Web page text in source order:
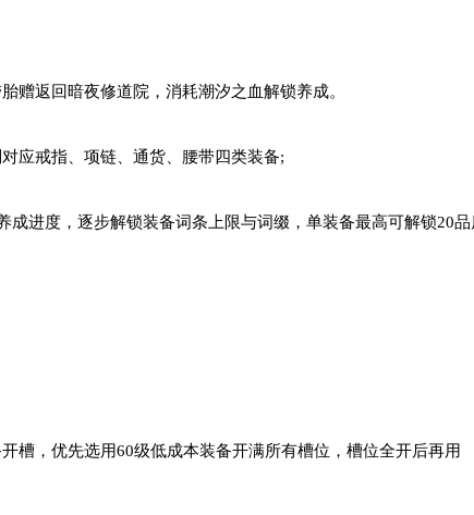
赠返回暗夜修道院，消耗潮汐之血解锁养成。
应戒指、项链、通货、腰带四类装备;
成进度，逐步解锁装备词条上限与词缀，单装备最高可解锁20品
槽，优先选用60级低成本装备开满所有槽位，槽位全开后再用